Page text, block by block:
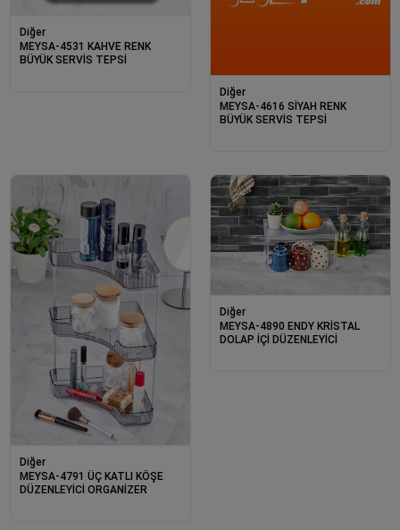
Diğer
MEYSA-4531 KAHVE RENK
BÜYÜK SERVİS TEPSİ
Diğer
MEYSA-4616 SİYAH RENK
BÜYÜK SERVİS TEPSİ
Diğer
MEYSA-4791 ÜÇ KATLI KÖŞE
DÜZENLEYİCİ ORGANİZER
Diğer
MEYSA-4890 ENDY KRİSTAL
DOLAP İÇİ DÜZENLEYİCİ